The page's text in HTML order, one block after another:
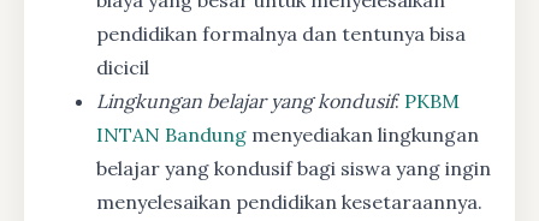
pendidikan formalnya dan tentunya bisa
dicicil
Lingkungan belajar yang kondusif: PKBM
INTAN Bandung menyediakan lingkungan
belajar yang kondusif bagi siswa yang ingin
menyelesaikan pendidikan kesetaraannya.